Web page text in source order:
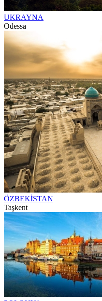
UKRAYNA
Odessa
ÖZBEKİSTAN
Taşkent